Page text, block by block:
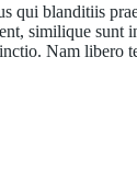
qui blanditiis
similique
Nam libero